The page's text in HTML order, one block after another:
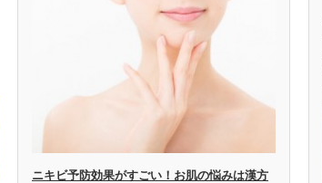
ニキビ予防効果がすごい！お肌の悩みは漢方